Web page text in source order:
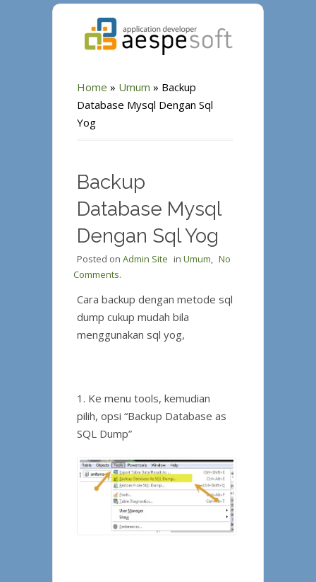
Home » Umum » Backup
Database Mysql Dengan Sql
Yog
Backup
Database Mysql
Dengan Sql Yog
Posted on Admin Site in Umum, No
Comments.
Cara backup dengan metode sql
dump cukup mudah bila
menggunakan sql yog,
1. Ke menu tools, kemudian
pilih, opsi “Backup Database as
SQL Dump”